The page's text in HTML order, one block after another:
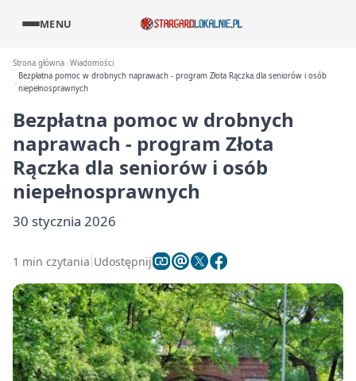
MENU
Strona główna Wiadomości
Bezpłatna pomoc w drobnych naprawach - program Złota Rączka dla seniorów i osób
niepełnosprawnych
Bezpłatna pomoc w drobnych
naprawach - program Złota
Rączka dla seniorów i osób
niepełnosprawnych
30 stycznia 2026
1 min czytania Udostępnij